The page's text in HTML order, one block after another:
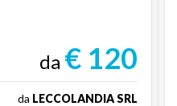
da € 120
da LECCOLANDIA SRL